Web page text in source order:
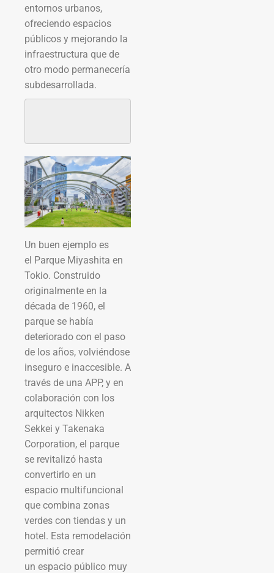
entornos urbanos,
ofreciendo espacios
públicos y mejorando la
infraestructura que de
otro modo permanecería
subdesarrollada.
Un buen ejemplo es
el Parque Miyashita en
Tokio. Construido
originalmente en la
década de 1960, el
parque se había
deteriorado con el paso
de los años, volviéndose
inseguro e inaccesible. A
través de una APP, y en
colaboración con los
arquitectos Nikken
Sekkei y Takenaka
Corporation, el parque
se revitalizó hasta
convertirlo en un
espacio multifuncional
que combina zonas
verdes con tiendas y un
hotel. Esta remodelación
permitió crear
un espacio público muy